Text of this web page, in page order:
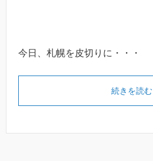
今日、札幌を皮切りに・・・
続きを読む